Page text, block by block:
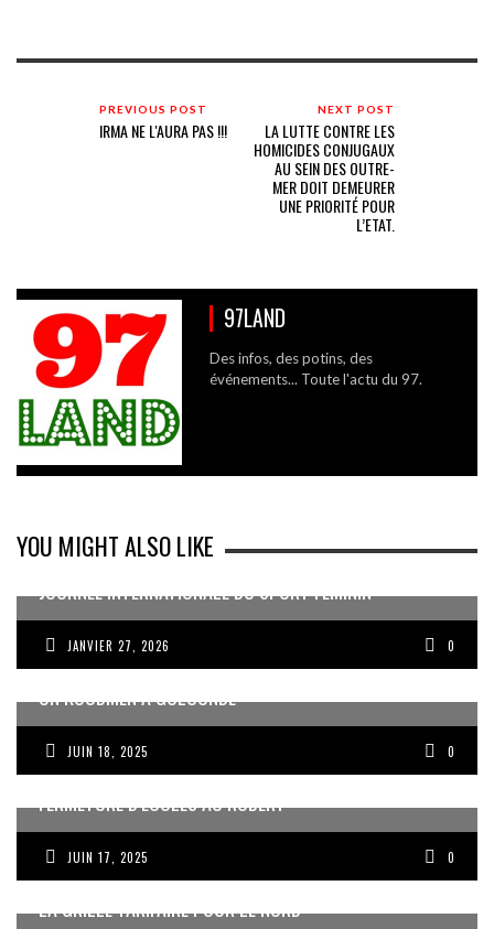
PREVIOUS POST
IRMA NE L'AURA PAS !!!
NEXT POST
LA LUTTE CONTRE LES
HOMICIDES CONJUGAUX
AU SEIN DES OUTRE-
MER DOIT DEMEURER
UNE PRIORITÉ POUR
L’ETAT.
97LAND
Des infos, des potins, des
événements... Toute l'actu du 97.
YOU MIGHT ALSO LIKE
JOURNÉE INTERNATIONALE DU SPORT FÉMININ
JANVIER 27, 2026 0
UN KOUDMEN À GOLCONDE
JUIN 18, 2025 0
FERMETURE D’ÉCOLES AU ROBERT
JUIN 17, 2025 0
LA GRILLE TARIFAIRE POUR LE NORD